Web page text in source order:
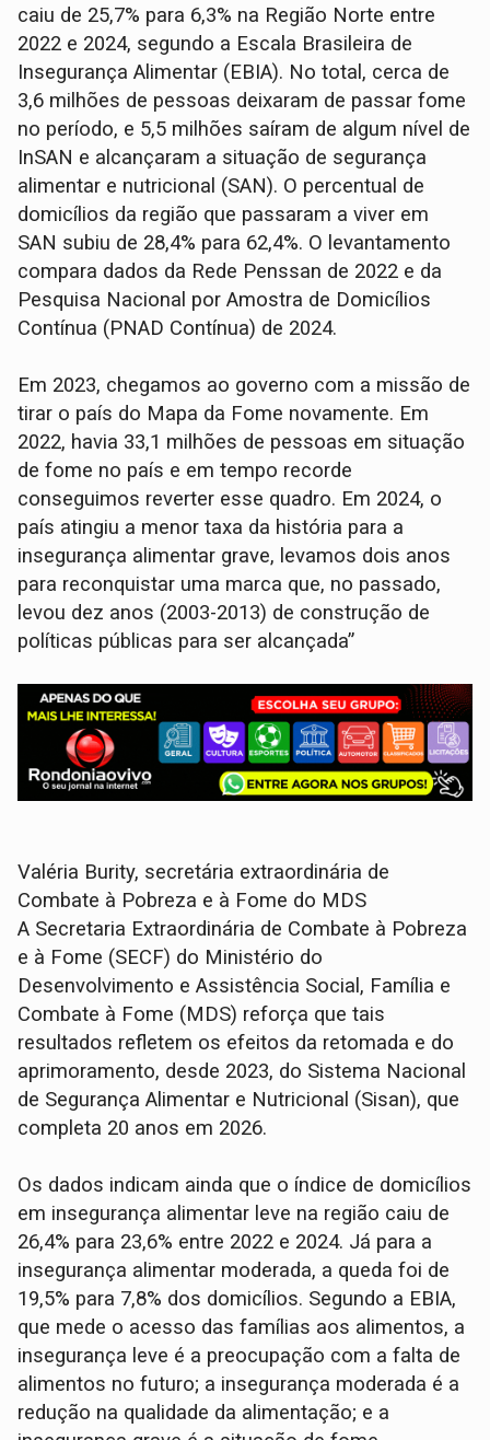
caiu de 25,7% para 6,3% na Região Norte entre
2022 e 2024, segundo a Escala Brasileira de
Insegurança Alimentar (EBIA). No total, cerca de
3,6 milhões de pessoas deixaram de passar fome
no período, e 5,5 milhões saíram de algum nível de
InSAN e alcançaram a situação de segurança
alimentar e nutricional (SAN). O percentual de
domicílios da região que passaram a viver em
SAN subiu de 28,4% para 62,4%. O levantamento
compara dados da Rede Penssan de 2022 e da
Pesquisa Nacional por Amostra de Domicílios
Contínua (PNAD Contínua) de 2024.
Em 2023, chegamos ao governo com a missão de
tirar o país do Mapa da Fome novamente. Em
2022, havia 33,1 milhões de pessoas em situação
de fome no país e em tempo recorde
conseguimos reverter esse quadro. Em 2024, o
país atingiu a menor taxa da história para a
insegurança alimentar grave, levamos dois anos
para reconquistar uma marca que, no passado,
levou dez anos (2003-2013) de construção de
políticas públicas para ser alcançada”
Valéria Burity, secretária extraordinária de
Combate à Pobreza e à Fome do MDS
A Secretaria Extraordinária de Combate à Pobreza
e à Fome (SECF) do Ministério do
Desenvolvimento e Assistência Social, Família e
Combate à Fome (MDS) reforça que tais
resultados refletem os efeitos da retomada e do
aprimoramento, desde 2023, do Sistema Nacional
de Segurança Alimentar e Nutricional (Sisan), que
completa 20 anos em 2026.
Os dados indicam ainda que o índice de domicílios
em insegurança alimentar leve na região caiu de
26,4% para 23,6% entre 2022 e 2024. Já para a
insegurança alimentar moderada, a queda foi de
19,5% para 7,8% dos domicílios. Segundo a EBIA,
que mede o acesso das famílias aos alimentos, a
insegurança leve é a preocupação com a falta de
alimentos no futuro; a insegurança moderada é a
redução na qualidade da alimentação; e a